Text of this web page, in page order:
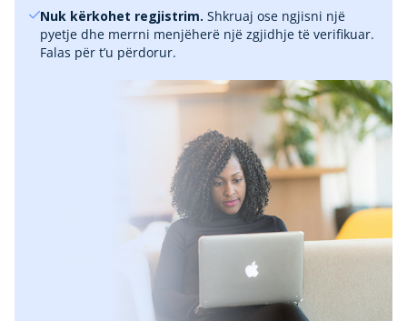
Nuk kërkohet regjistrim. Shkruaj ose ngjisni një
pyetje dhe merrni menjëherë një zgjidhje të verifikuar.
Falas për t’u përdorur.